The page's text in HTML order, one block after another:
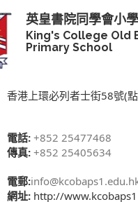
英皇書院同學會小
King's College Old
Primary School
香港上環必列者士街58號(
電話:+852 25477468
傳真:+852 25405634
電郵:
網址:http://